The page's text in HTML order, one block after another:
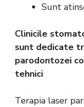
Sunt
Clinicile
sunt dedicate
parodontozei
tehnici
Terapia laser